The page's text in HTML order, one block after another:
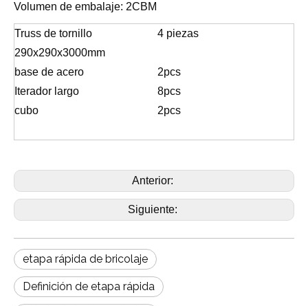
Volumen de embalaje: 2CBM
Truss de tornillo
290x290x3000mm
4 piezas
base de acero
2pcs
Iterador largo
8pcs
cubo
2pcs
Anterior:
Siguiente:
etapa rápida de bricolaje
Definición de etapa rápida